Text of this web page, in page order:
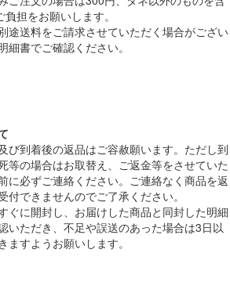
担をお願いします。
途送料をご請求させていただく場合がござい
細書でご確認ください。
び到着後の返品はご容赦願います。ただし到
等の場合はお取替え、ご返金等をさせていた
に必ずご連絡ください。ご連絡なく商品を返
付できませんのでご了承ください。
ぐに開封し、お届けした商品と同封した明細
いただき、不足や誤送のあった場合は3日以
ますようお願いします。